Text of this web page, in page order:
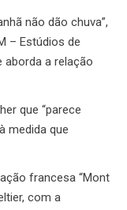
não dão chuva”,
– Estúdios de
aborda a relação
que “parece
medida que
francesa “Mont
com a